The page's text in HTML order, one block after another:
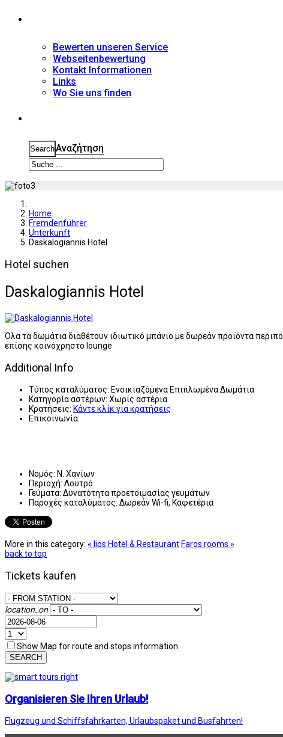
Bewerten unseren Service
Webseitenbewertung
Kontakt Informationen
Links
Wo Sie uns finden
SearchΑναζήτηση
Home
Fremdenführer
Unterkunft
Daskalogiannis Hotel
Hotel suchen
Daskalogiannis Hotel
Όλα τα δωμάτια διαθέτουν ιδιωτικό μπάνιο με δωρεάν προϊόντα
επίσης κοινόχρηστο lounge
Additional Info
Τύπος καταλύματος: Ενοικιαζόμενα Επιπλωμένα Δωμάτια
Κατηγορία αστέρων: Χωρίς αστέρια
Κρατήσεις: Κάντε κλίκ για κρατήσεις
Επικοινωνία:
Νομός: Ν. Χανίων
Περιοχή: Λουτρό
Γεύματα: Δυνατότητα προετοιμασίας γευμάτων
Παροχές καταλύματος: Δωρεάν Wi-fi, Καφετέρια
More in this category: « lios Hotel & RestaurantFaros rooms »
back to top
Tickets kaufen
location_on
Show Map for route and stops information
SEARCH
Organisieren Sie Ihren Urlaub!
Flugzeug und Schiffsfahrkarten, Urlaubspaket und Busfahrten!